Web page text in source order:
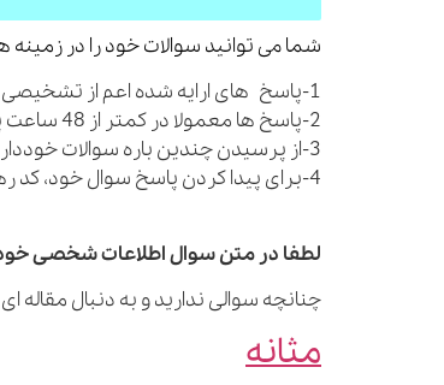
شما می توانید سوالات خود را در
1-پاسخ های ارایه شده اعم از تشخیصی و درمانی توصیه های کلی بوده و شما را از مراجعه به پزشک بی نیاز نمی کنند.
2-پاسخ ها معمولا در کمتر از 48 ساعت پاسخ داده خواهند شد.
3-از پرسیدن چندین باره سوالات خودداری کنید.
4-برای پیدا کردن پاسخ سوال خود، کد رهگیری را یادداشت نمایید.
لطفا در متن سوال اطلاعات شخصی
چنانچه سوالی ندارید و به دنبال
مثانه